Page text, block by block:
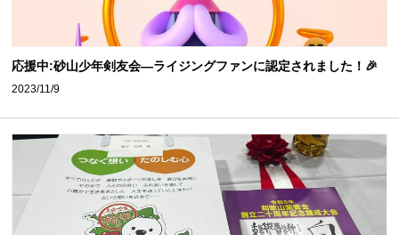
応援中:砂山少年剣友会―ライジングファンに認定されました！🎉
2023/11/9